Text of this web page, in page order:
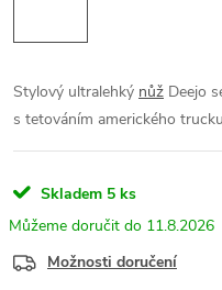
Stylový ultralehký nůž Deejo
s tetováním amerického
Skladem 5 ks
11.8.2026
Možnosti doručení